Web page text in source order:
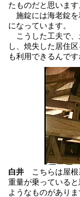
たものだと思います
施錠には海老錠を
になっています。
こうした工夫で、
し、焼失した居住
も利用できるんです
白井こちらは屋根
重量が乗っている
ようなものがありま